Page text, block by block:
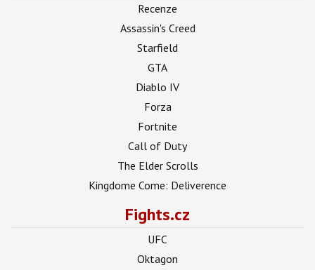
Recenze
Assassin's Creed
Starfield
GTA
Diablo IV
Forza
Fortnite
Call of Duty
The Elder Scrolls
Kingdome Come: Deliverence
Fights.cz
UFC
Oktagon